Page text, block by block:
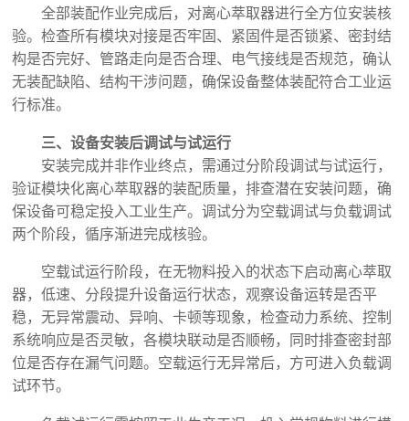
全部装配作业完成后，对离心萃取器进行全方位安装核
验。检查所有模块对接是否牢固、紧固件是否锁紧、密封结
构是否完好、管路走向是否合理、电气接线是否规范，确认
无装配缺陷、结构干涉问题，确保设备整体装配符合工业运
行标准。
三、设备安装后调试与试运行
安装完成并非作业终点，需通过分阶段调试与试运行，
验证模块化离心萃取器的装配质量，排查潜在安装问题，确
保设备可稳定投入工业生产。调试分为空载调试与负载调试
两个阶段，循序渐进完成核验。
空载试运行阶段，在无物料投入的状态下启动离心萃取
器，低速、分段提升设备运行状态，观察设备运转是否平
稳，无异常震动、异响、卡顿等现象，检查动力系统、控制
系统响应是否灵敏，各模块联动是否顺畅，同时排查密封部
位是否存在漏气问题。空载运行无异常后，方可进入负载调
试环节。